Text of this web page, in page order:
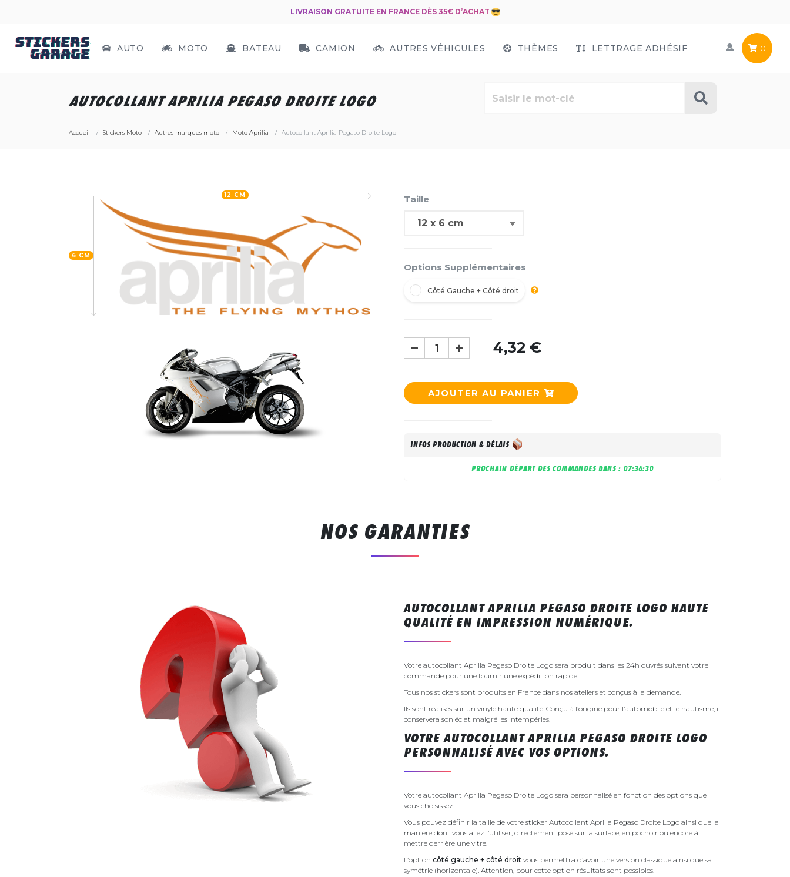
LIVRAISON GRATUITE EN FRANCE DÈS 35€ D’ACHAT
AUTO MOTO BATEAU CAMION AUTRES VÉHICULES THÈMES LETTRAGE ADHÉSIF 0
AUTOCOLLANT APRILIA PEGASO DROITE LOGO
Accueil Stickers Moto Autres marques moto Moto Aprilia Autocollant Aprilia Pegaso Droite Logo
6 CM
12 CM Taille
Options Supplémentaires
Côté Gauche + Côté droit
4,32 €
AJOUTER AU PANIER
INFOS PRODUCTION & DÉLAIS
PROCHAIN DÉPART DES COMMANDES DANS : 07:36:29
NOS GARANTIES
AUTOCOLLANT APRILIA PEGASO DROITE LOGO HAUTE
QUALITÉ EN IMPRESSION NUMÉRIQUE.
Votre autocollant Aprilia Pegaso Droite Logo sera produit dans les 24h ouvrés suivant votre
commande pour une fournir une expédition rapide.
Tous nos stickers sont produits en France dans nos ateliers et conçus à la demande.
Ils sont réalisés sur un vinyle haute qualité. Conçu à l’origine pour l’automobile et le nautisme, il
conservera son éclat malgré les intempéries.
VOTRE AUTOCOLLANT APRILIA PEGASO DROITE LOGO
PERSONNALISÉ AVEC VOS OPTIONS.
Votre autocollant Aprilia Pegaso Droite Logo sera personnalisé en fonction des options que
vous choisissez.
Vous pouvez définir la taille de votre sticker Autocollant Aprilia Pegaso Droite Logo ainsi que la
manière dont vous allez l’utiliser; directement posé sur la surface, en pochoir ou encore à
mettre derrière une vitre.
L’option côté gauche + côté droit vous permettra d’avoir une version classique ainsi que sa
symétrie (horizontale). Attention, pour cette option résultats sont possibles.